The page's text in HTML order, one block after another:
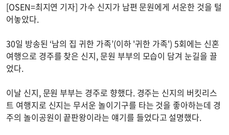
[OSEN=최지연 기자] 가수 신지가 남편 문원에게 서운한 것을 털
어놓았다.
30일 방송된 ‘남의 집 귀한 가족’(이하 '귀한 가족') 5회에는 신혼
여행으로 경주를 찾은 신지, 문원 부부의 모습이 담겨 눈길을 끌
었다.
이날 신지, 문원 부부는 경주로 향했다. 경주는 신지의 버킷리스
트 여행지로 신지는 무서운 놀이기구를 타는 것을 좋아하는데 경
주의 놀이공원이 끝판왕이라는 얘기를 들었다고 설명했다.